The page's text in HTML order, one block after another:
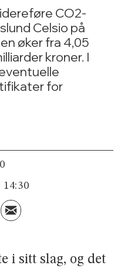
CO2-
Celsio på
øker fra 4,05
kroner. I
for
14:30
i sitt slag, og det